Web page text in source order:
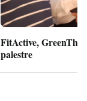
FitActive,
palestre